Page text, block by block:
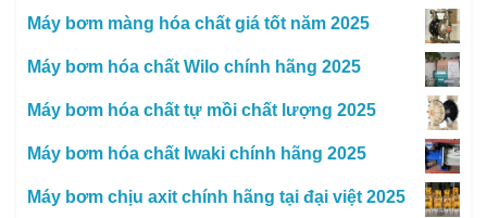
Máy bơm màng hóa chất giá tốt năm 2025
Máy bơm hóa chất Wilo chính hãng 2025
Máy bơm hóa chất tự mồi chất lượng 2025
Máy bơm hóa chất Iwaki chính hãng 2025
Máy bơm chịu axit chính hãng tại đại việt 2025